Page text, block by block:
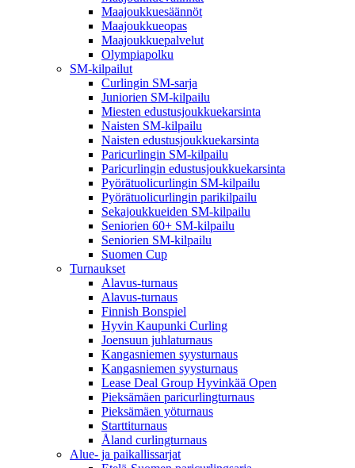
Maajoukkuesäännöt
Maajoukkueopas
Maajoukkuepalvelut
Olympiapolku
SM-kilpailut
Curlingin SM-sarja
Juniorien SM-kilpailu
Miesten edustusjoukkuekarsinta
Naisten SM-kilpailu
Naisten edustusjoukkuekarsinta
Paricurlingin SM-kilpailu
Paricurlingin edustusjoukkuekarsinta
Pyörätuolicurlingin SM-kilpailu
Pyörätuolicurlingin parikilpailu
Sekajoukkueiden SM-kilpailu
Seniorien 60+ SM-kilpailu
Seniorien SM-kilpailu
Suomen Cup
Turnaukset
Alavus-turnaus
Alavus-turnaus
Finnish Bonspiel
Hyvin Kaupunki Curling
Joensuun juhlaturnaus
Kangasniemen syysturnaus
Kangasniemen syysturnaus
Lease Deal Group Hyvinkää Open
Pieksämäen paricurlingturnaus
Pieksämäen yöturnaus
Starttiturnaus
Åland curlingturnaus
Alue- ja paikallissarjat